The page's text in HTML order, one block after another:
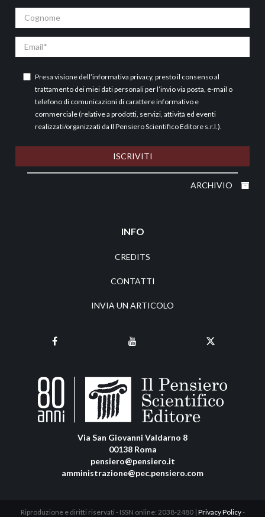
Cognome
Email
Presa visione dell’informativa privacy, presto il consenso al
trattamento dei miei dati personali per l’invio via posta, e-mail o
telefono di comunicazioni di carattere informativo e
commerciale (relative a prodotti, servizi, attività ed eventi
realizzati/organizzati da Il Pensiero Scientifico Editore s.r.l.).
ISCRIVITI
ARCHIVIO
INFO
CREDITS
CONTATTI
INVIA UN ARTICOLO
Via San Giovanni Valdarno 8
00138 Roma
pensiero@pensiero.it
amministrazione@pec.pensiero.com
Riproduzione e diritti riservati - ISSN online: 2038-2480 | Privacy Policy-